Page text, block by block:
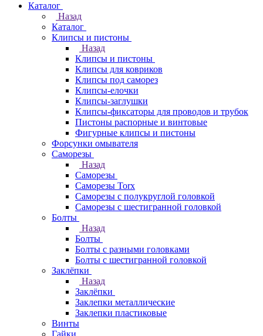
Каталог
Назад
Каталог
Клипсы и пистоны
Назад
Клипсы и пистоны
Клипсы для ковриков
Клипсы под саморез
Клипсы-елочки
Клипсы-заглушки
Клипсы-фиксаторы для проводов и трубок
Пистоны распорные и винтовые
Фигурные клипсы и пистоны
Форсунки омывателя
Саморезы
Назад
Саморезы
Саморезы Torx
Саморезы с полукруглой головкой
Саморезы с шестигранной головкой
Болты
Назад
Болты
Болты с разными головками
Болты с шестигранной головкой
Заклёпки
Назад
Заклёпки
Заклепки металлические
Заклепки пластиковые
Винты
Гайки